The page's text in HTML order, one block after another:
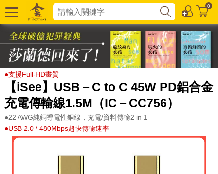
0
●支援Full-HD畫質
【iSee】USB－C to C 45W PD鋁合金
充電傳輸線1.5M（IC－CC756）
●22 AWG純銅導電性銅線，充電/資料傳輸2 in 1
●USB 2.0 / 480Mbps超快傳輸速率